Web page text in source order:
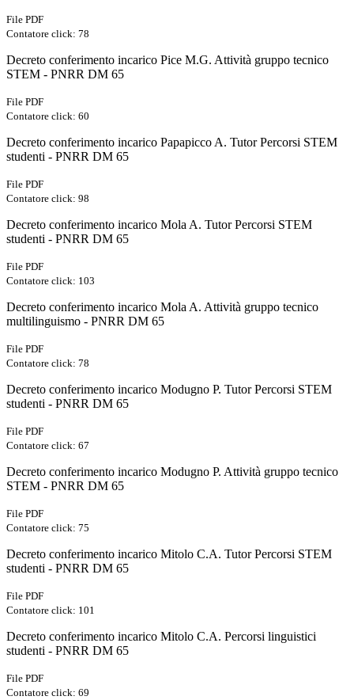
File PDF
Contatore click: 78
Decreto conferimento incarico Pice M.G. Attività gruppo tecnico
STEM - PNRR DM 65
File PDF
Contatore click: 60
Decreto conferimento incarico Papapicco A. Tutor Percorsi STEM
studenti - PNRR DM 65
File PDF
Contatore click: 98
Decreto conferimento incarico Mola A. Tutor Percorsi STEM
studenti - PNRR DM 65
File PDF
Contatore click: 103
Decreto conferimento incarico Mola A. Attività gruppo tecnico
multilinguismo - PNRR DM 65
File PDF
Contatore click: 78
Decreto conferimento incarico Modugno P. Tutor Percorsi STEM
studenti - PNRR DM 65
File PDF
Contatore click: 67
Decreto conferimento incarico Modugno P. Attività gruppo tecnico
STEM - PNRR DM 65
File PDF
Contatore click: 75
Decreto conferimento incarico Mitolo C.A. Tutor Percorsi STEM
studenti - PNRR DM 65
File PDF
Contatore click: 101
Decreto conferimento incarico Mitolo C.A. Percorsi linguistici
studenti - PNRR DM 65
File PDF
Contatore click: 69